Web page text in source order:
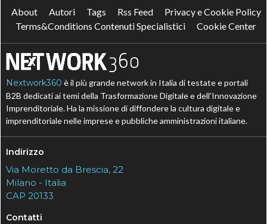
About Autori Tags Rss Feed
Privacy e Cookie Policy
Terms&Conditions Contenuti Specialistici
Cookie Center
Nextwork360 è il più grande network in Italia di testate e portali
B2B dedicati ai temi della Trasformazione Digitale e dell’Innovazione
Imprenditoriale. Ha la missione di diffondere la cultura digitale e
imprenditoriale nelle imprese e pubbliche amministrazioni italiane.
Indirizzo
Via Moretto da Brescia, 22
Milano - Italia
CAP 20133
Contatti